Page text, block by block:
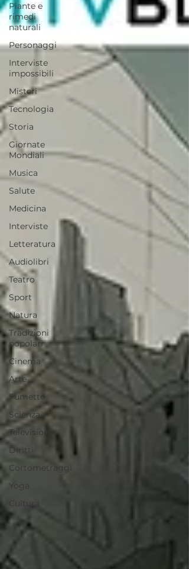
Piante e
rimedi
naturali
Personaggi
Interviste
impossibili
Misteri
Tecnologia
Storia
Giornate
Mondiali
Musica
Salute
Medicina
Interviste
Letteratura
Audiolibri
Teatro
Sport
Natura
Tradizioni
popolari
Cinema
Arte
Fumetto
Scienza
Televisione
Diritti
Cortometraggi
Yoga
Cultura